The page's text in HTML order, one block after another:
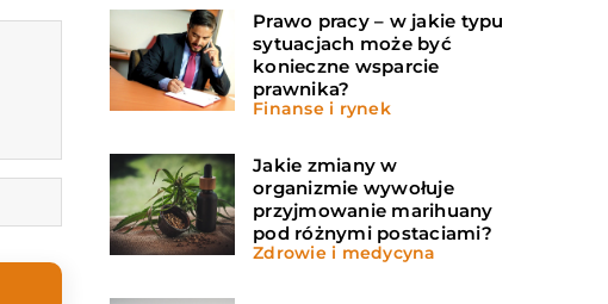
Prawo pracy – w jakie typu
sytuacjach może być
konieczne wsparcie
prawnika?
Finanse i rynek
Jakie zmiany w
organizmie wywołuje
przyjmowanie marihuany
pod różnymi postaciami?
Zdrowie i medycyna